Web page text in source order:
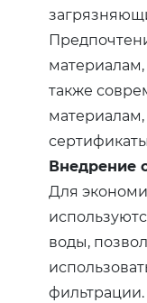
материалам,
также
Внедрение
Для
воды,